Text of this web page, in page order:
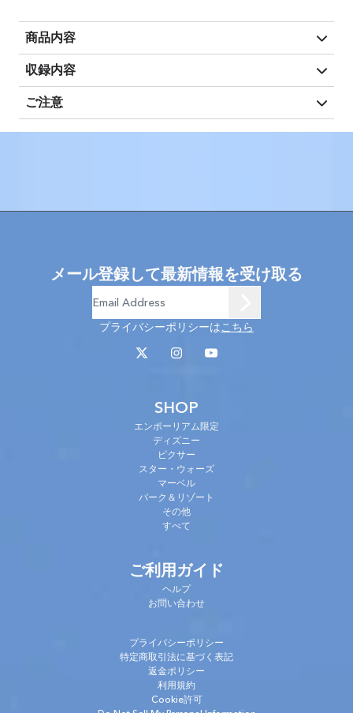
商品内容
収録内容
ご注意
メール登録して最新情報を受け取る
プライバシーポリシーはこちら
SHOP
エンポーリアム限定
ディズニー
ピクサー
スター・ウォーズ
マーベル
パーク＆リゾート
その他
すべて
ご利用ガイド
ヘルプ
お問い合わせ
プライバシーポリシー
特定商取引法に基づく表記
返金ポリシー
利用規約
Cookie許可